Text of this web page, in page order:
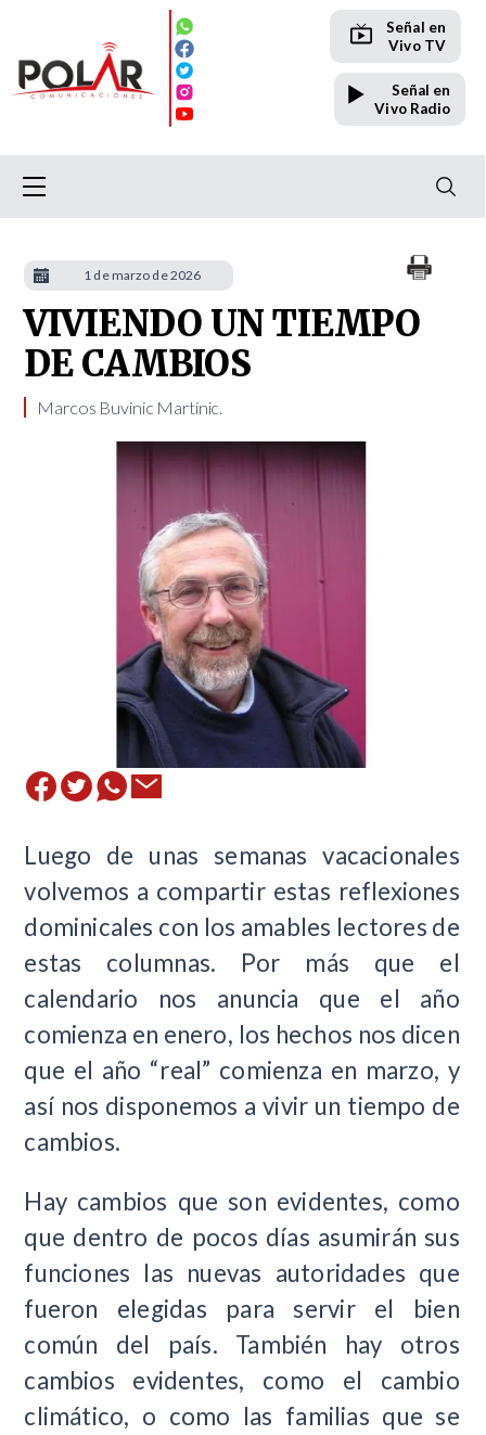
Señal en
Vivo TV
Señal en
Vivo Radio
VIVIENDO UN TIEMPO
DE CAMBIOS
Marcos Buvinic Martinic. ​
Luego de unas semanas vacacionales
volvemos a compartir estas reflexiones
dominicales con los amables lectores de
estas columnas. Por más que el
calendario nos anuncia que el año
comienza en enero, los hechos nos dicen
que el año “real” comienza en marzo, y
así nos disponemos a vivir un tiempo de
cambios.
Hay cambios que son evidentes, como
que dentro de pocos días asumirán sus
funciones las nuevas autoridades que
fueron elegidas para servir el bien
común del país. También hay otros
cambios evidentes, como el cambio
climático, o como las familias que se
1 de marzo de 2026